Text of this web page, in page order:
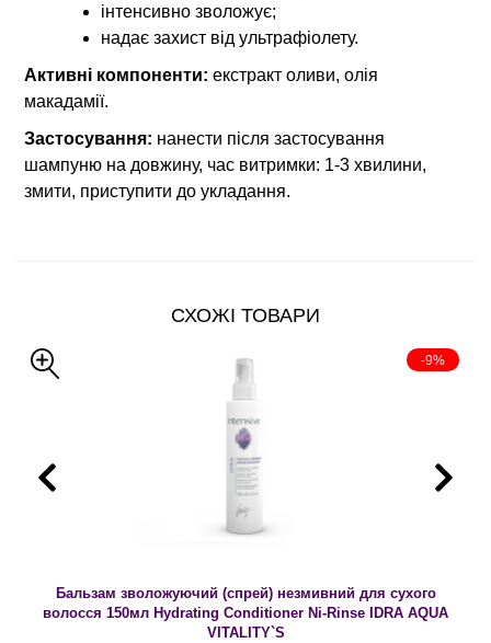
інтенсивно зволожує;
надає захист від ультрафіолету.
Активні компоненти:екстракт оливи, олія
макадамії.
Застосування: нанести після застосування
шампуню на довжину, час витримки: 1-3 хвилини,
змити, приступити до укладання.
СХОЖІ ТОВАРИ
-9%
Бальзам зволожуючий (спрей) незмивний для сухого
волосся 150мл Hydrating Conditioner Ni-Rinse IDRA AQUA
VITALITY`S